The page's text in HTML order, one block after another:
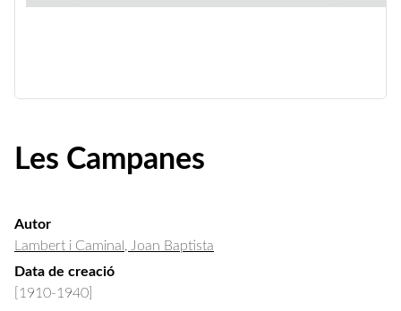
Les Campanes
Autor
Lambert i Caminal, Joan Baptista
Data de creació
[1910-1940]